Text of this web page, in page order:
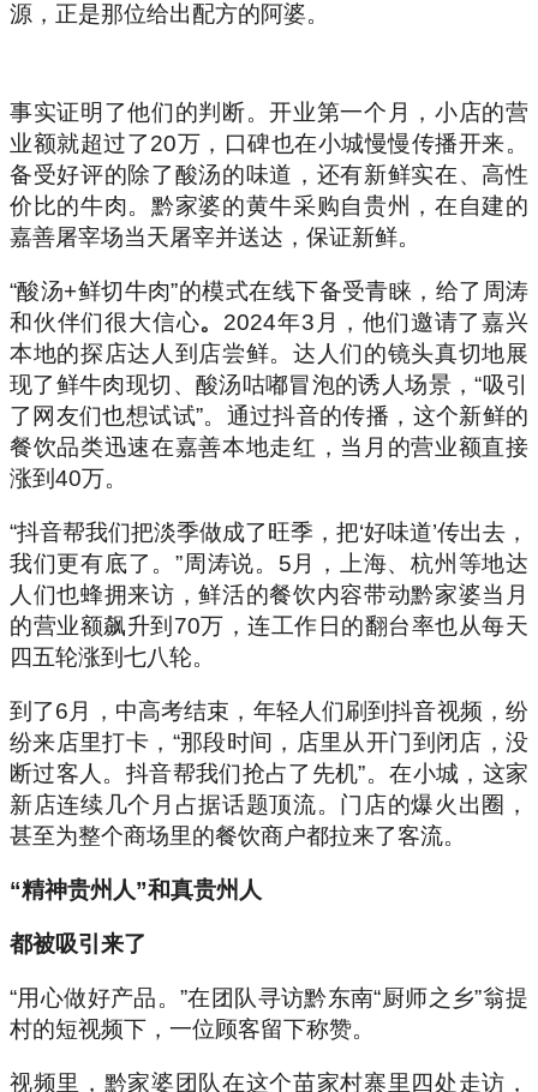
源，正是那位给出配方的阿婆。
事实证明了他们的判断。开业第一个月，小店的营
业额就超过了20万，口碑也在小城慢慢传播开来。
备受好评的除了酸汤的味道，还有新鲜实在、高性
价比的牛肉。黔家婆的黄牛采购自贵州，在自建的
嘉善屠宰场当天屠宰并送达，保证新鲜。
“酸汤+鲜切牛肉”的模式在线下备受青睐，给了周涛
和伙伴们很大信心。 2024年3月，他们邀请了嘉兴
本地的探店达人到店尝鲜。达人们的镜头真切地展
现了鲜牛肉现切、酸汤咕嘟冒泡的诱人场景，“吸引
了网友们也想试试”。通过抖音的传播，这个新鲜的
餐饮品类迅速在嘉善本地走红，当月的营业额直接
涨到40万。
“抖音帮我们把淡季做成了旺季，把‘好味道’传出去，
我们更有底了。”周涛说。5月，上海、杭州等地达
人们也蜂拥来访，鲜活的餐饮内容带动黔家婆当月
的营业额飙升到70万，连工作日的翻台率也从每天
四五轮涨到七八轮。
到了6月，中高考结束，年轻人们刷到抖音视频，纷
纷来店里打卡，“那段时间，店里从开门到闭店，没
断过客人。抖音帮我们抢占了先机”。在小城，这家
新店连续几个月占据话题顶流。门店的爆火出圈，
甚至为整个商场里的餐饮商户都拉来了客流。
“精神贵州人”和真贵州人
都被吸引来了
“用心做好产品。”在团队寻访黔东南“厨师之乡”翁提
村的短视频下，一位顾客留下称赞。
视频里，黔家婆团队在这个苗家村寨里四处走访，